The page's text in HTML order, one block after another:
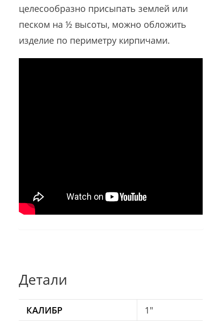
целесообразно присыпать землей или
песком на ½ высоты, можно обложить
изделие по периметру кирпичами.
Детали
КАЛИБР
1"